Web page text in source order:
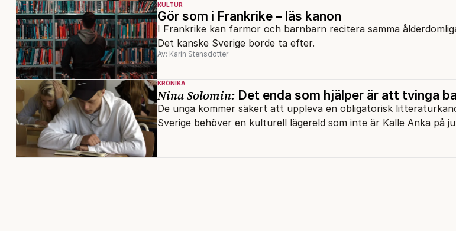
KULTUR
Gör som i Frankrike – läs kanon
I Frankrike kan farmor och barnbarn recitera samma
Det kanske Sverige borde ta efter.
Av: Karin Stensdotter
KRÖNIKA
Nina Solomin: Det enda som hjälper är att tvinga
De unga kommer säkert att uppleva en obligatorisk
Sverige behöver en kulturell lägereld som inte är Kalle Anka på